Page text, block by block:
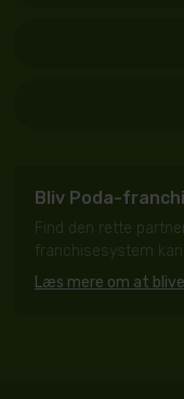
Bliv Poda-
Find den rette
franchisesystem
Læs mere om at